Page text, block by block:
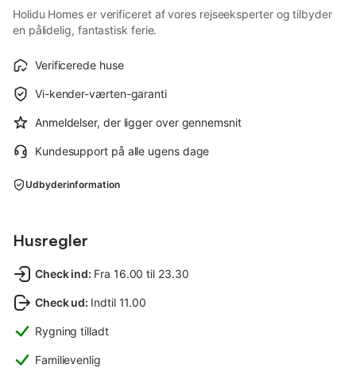
Holidu Homes er verificeret af vores rejseeksperter og tilbyder
en pålidelig, fantastisk ferie.
Verificerede huse
Vi-kender-værten-garanti
Anmeldelser, der ligger over gennemsnit
Kundesupport på alle ugens dage
Udbyderinformation
Husregler
Check ind: Fra 16.00 til 23.30
Check ud: Indtil 11.00
Rygning tilladt
Familievenlig